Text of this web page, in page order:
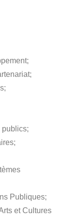
publics;
Publiques;
et Cultures